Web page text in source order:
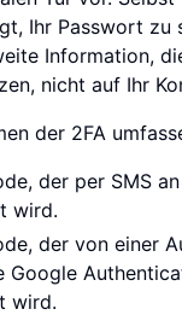
Ihr Passwort zu
Information,
nicht auf Ihr
der 2FA
der per SMS
wird.
der von einer
Google
wird.